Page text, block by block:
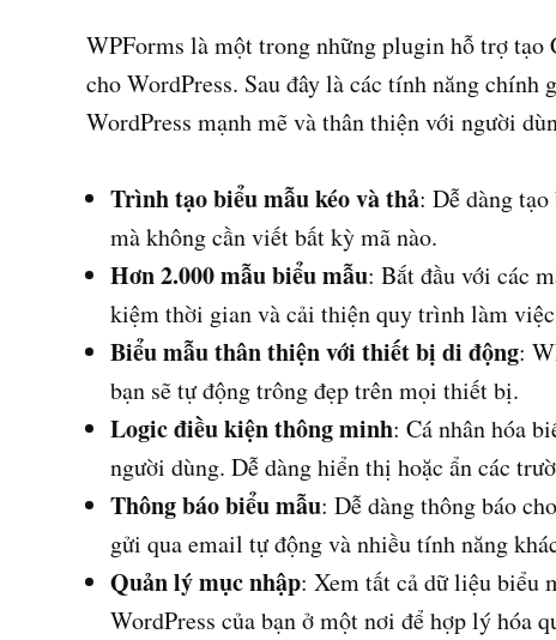
WPForms là một trong những plugin hỗ trợ
cho WordPress. Sau đây là các tính năng
WordPress mạnh mẽ và thân thiện với người
Trình tạo biểu mẫu kéo và thả: Dễ dàng
mà không cần viết bất kỳ mã nào.
Hơn 2.000 mẫu biểu mẫu: Bắt đầu với các
kiệm thời gian và cải thiện quy trình làm việc
Biểu mẫu thân thiện với thiết bị di động:
bạn sẽ tự động trông đẹp trên mọi thiết bị.
Logic điều kiện thông minh: Cá nhân hóa
người dùng. Dễ dàng hiển thị hoặc ẩn các
Thông báo biểu mẫu: Dễ dàng thông báo
gửi qua email tự động và nhiều tính năng
Quản lý mục nhập: Xem tất cả dữ liệu biểu
WordPress của bạn ở một nơi để hợp lý hóa